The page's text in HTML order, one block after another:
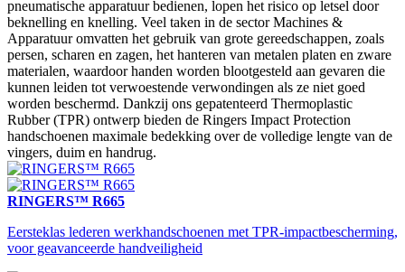
pneumatische apparatuur bedienen, lopen het risico op letsel door
beknelling en knelling. Veel taken in de sector Machines &
Apparatuur omvatten het gebruik van grote gereedschappen, zoals
persen, scharen en zagen, het hanteren van metalen platen en zware
materialen, waardoor handen worden blootgesteld aan gevaren die
kunnen leiden tot verwoestende verwondingen als ze niet goed
worden beschermd. Dankzij ons gepatenteerd Thermoplastic
Rubber (TPR) ontwerp bieden de Ringers Impact Protection
handschoenen maximale bedekking over de volledige lengte van de
vingers, duim en handrug.
RINGERS™ R665
Eersteklas lederen werkhandschoenen met TPR-impactbescherming,
voor geavanceerde handveiligheid